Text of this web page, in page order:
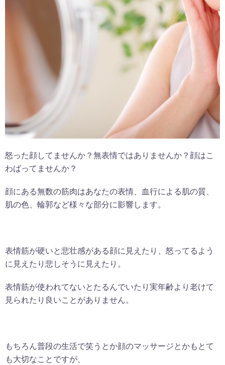
怒った顔してませんか？無表情ではありませんか？顔はこ
わばってませんか？
顔にある無数の筋肉はあなたの表情、血行による肌の質、
肌の色、輪郭など様々な部分に影響します。
表情筋が硬いと悲壮感がある顔に見えたり、怒ってるよう
に見えたり悲しそうに見えたり。
表情筋が使われてないとたるんでいたり実年齢より老けて
見られたり良いことがありません。
もちろん普段の生活で笑うとか顔のマッサージとかもとて
も大切なことですが、